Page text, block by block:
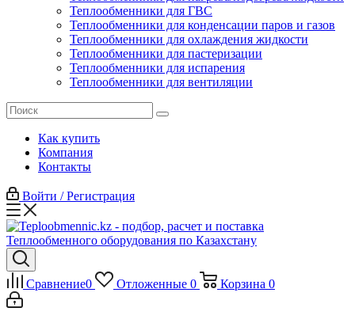
Теплообменники для ГВС
Теплообменники для конденсации паров и газов
Теплообменники для охлаждения жидкости
Теплообменники для пастеризации
Теплообменники для испарения
Теплообменники для вентиляции
Как купить
Компания
Контакты
Войти / Регистрация
Сравнение0 Отложенные 0 Корзина 0